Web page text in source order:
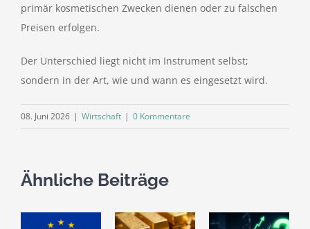
primär kosmetischen Zwecken dienen oder zu falschen
Preisen erfolgen.
Der Unterschied liegt nicht im Instrument selbst;
sondern in der Art, wie und wann es eingesetzt wird.
08. Juni 2026 | Wirtschaft | 0 Kommentare
Ähnliche Beiträge